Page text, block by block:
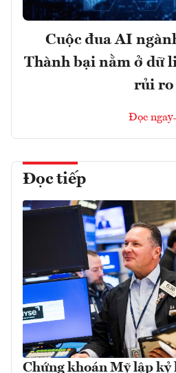
Cuộc đua AI
Thành bại nằm ở dữ
rủi ro
Đọc ngay
Đọc tiếp
Chứng khoán Mỹ lập kỷ